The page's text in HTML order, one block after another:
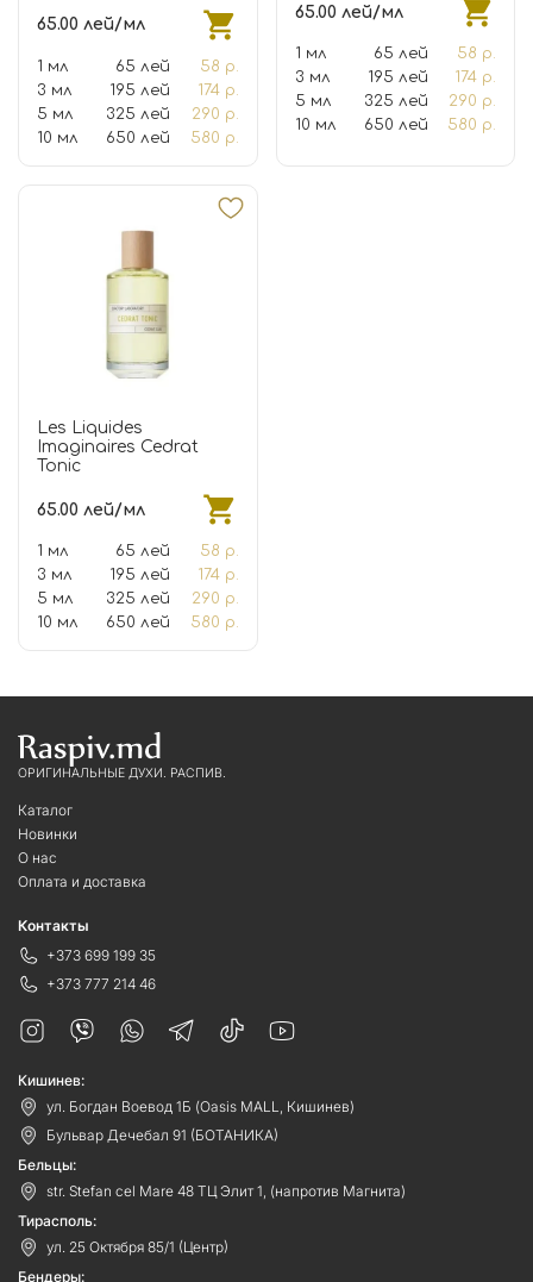
65.00 лей/мл
1 мл 65 лей
58 р.
3 мл
195 лей
174 р.
5 мл
325 лей
290 р.
10 мл
650 лей 580 р.
65.00 лей/мл
1 мл 65 лей
58 р.
3 мл
195 лей
174 р.
5 мл
325 лей
290 р.
10 мл
650 лей 580 р.
Les Liquides
Imaginaires Cedrat
Tonic
65.00 лей/мл
1 мл 65 лей
58 р.
3 мл
195 лей
174 р.
5 мл
325 лей
290 р.
10 мл
650 лей 580 р.
ОРИГИНАЛЬНЫЕ ДУХИ. РАСПИВ.
Каталог
Новинки
О нас
Оплата и доставка
Контакты
+373 699 199 35
+373 777 214 46
Кишинев:
ул. Богдан Воевод 1Б (Oasis MALL, Кишинев)
Бульвар Дечебал 91 (БОТАНИКА)
Бельцы:
str. Stefan cel Mare 48 ТЦ Элит 1, (напротив Магнита)
Тирасполь:
ул. 25 Октября 85/1 (Центр)
Бендеры: